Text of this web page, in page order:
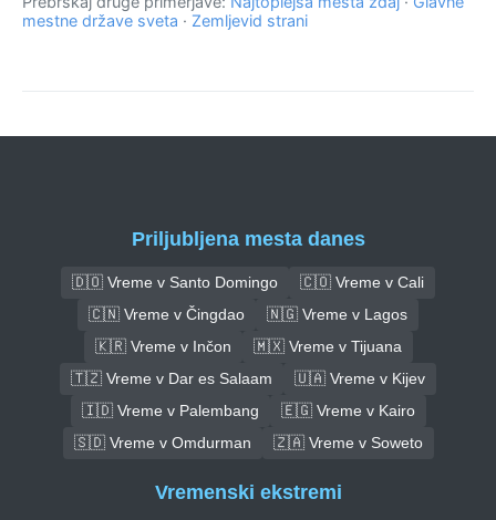
mestne države sveta · Zemljevid strani
Priljubljena mesta danes
🇩🇴 Vreme v Santo Domingo
🇨🇴 Vreme v Cali
🇨🇳 Vreme v Čingdao
🇳🇬 Vreme v Lagos
🇰🇷 Vreme v Inčon
🇲🇽 Vreme v Tijuana
🇹🇿 Vreme v Dar es Salaam
🇺🇦 Vreme v Kijev
🇮🇩 Vreme v Palembang
🇪🇬 Vreme v Kairo
🇸🇩 Vreme v Omdurman
🇿🇦 Vreme v Soweto
Vremenski ekstremi